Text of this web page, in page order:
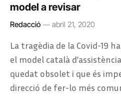
model a revisar
Redacció abril 21, 2020
La tragèdia de la Covid-19
el model català
quedat obsolet i que és
direcció de fer-lo més